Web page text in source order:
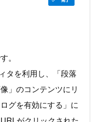
。
タを利用し、「段落
」のコンテンツにリ
グを有効にする」に